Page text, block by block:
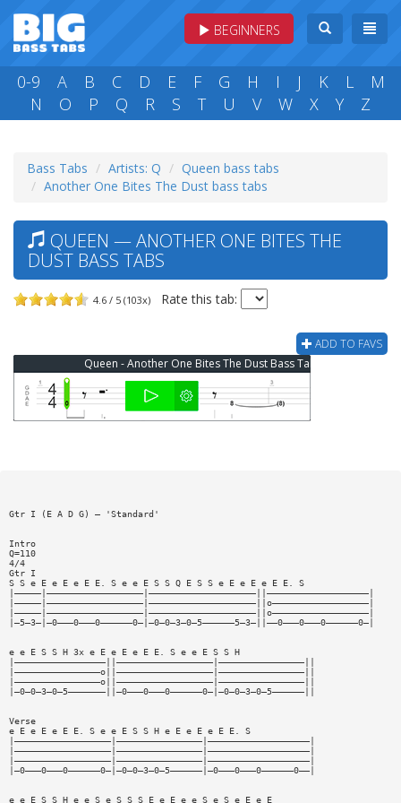
BEGINNERS
0-9 A B C D E F G H I J K L
M
N
O P Q R S T U V W X Y Z
Bass Tabs Artists: Q
Queen bass tabs
Another One Bites The Dust bass tabs
QUEEN — ANOTHER ONE BITES THE
DUST BASS TABS
4.6 / 5 (103x) Rate this tab:
ADD TO FAVS
Queen - Another One Bites The Dust Bass Tab
Gtr I (E A D G) — 'Standard'
Intro
Q=110
4/4
Gtr I
S S e E e E e E E. S e e E S S Q E S S e E e E e E E. S
|—————|——————————————————|————————————————————||———————————————————|
|—————|——————————————————|————————————————————||o——————————————————|
|—————|——————————————————|————————————————————||o——————————————————|
|—5—3—|—0———0———0——————0—|—0—0—3—0—5——————5—3—||——0———0———0——————0—|
e e E S S H 3x e E e E e E E. S e e E S S H
|—————————————————||——————————————————|————————————————||
|————————————————o||——————————————————|————————————————||
|————————————————o||——————————————————|————————————————||
|—0—0—3—0—5———————||—0———0———0——————0—|—0—0—3—0—5——————||
Verse
e E e E e E E. S e e E S S H e E e E e E E. S
|——————————————————|————————————————|———————————————————|
|——————————————————|————————————————|———————————————————|
|——————————————————|————————————————|———————————————————|
|—0———0———0——————0—|—0—0—3—0—5——————|—0———0———0——————0——|
e e E S S H e e S e S S S E e E e e S e S e E e E